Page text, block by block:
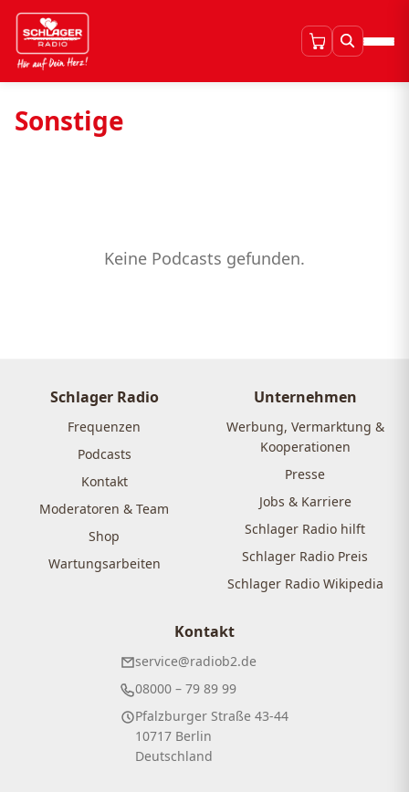
Sonstige
Keine Podcasts gefunden.
Schlager Radio
Frequenzen
Podcasts
Kontakt
Moderatoren & Team
Shop
Wartungsarbeiten
Unternehmen
Werbung, Vermarktung &
Kooperationen
Presse
Jobs & Karriere
Schlager Radio hilft
Schlager Radio Preis
Schlager Radio Wikipedia
Kontakt
service@radiob2.de
08000 – 79 89 99
Pfalzburger Straße 43-44
10717 Berlin
Deutschland